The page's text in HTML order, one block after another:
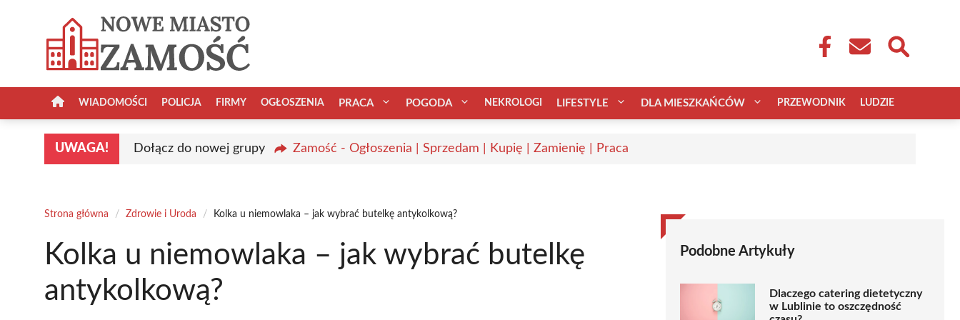
WIADOMOŚCI POLICJA FIRMY OGŁOSZENIA PRACA POGODA NEKROLOGI LIFESTYLE DLA MIESZKAŃCÓW PRZEWODNIK LUDZIE
UWAGA! Dołącz do nowej grupy Zamość - Ogłoszenia | Sprzedam | Kupię | Zamienię | Praca
Strona główna / Zdrowie i Uroda / Kolka u niemowlaka – jak wybrać butelkę antykolkową?
Kolka u niemowlaka – jak wybrać butelkę
antykolkową?
Podobne Artykuły
Dlaczego catering dietetyczny
w Lublinie to oszczędność